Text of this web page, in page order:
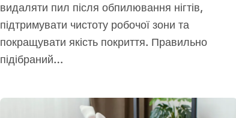
видаляти пил після обпилювання нігтів,
підтримувати чистоту робочої зони та
покращувати якість покриття. Правильно
підібраний…